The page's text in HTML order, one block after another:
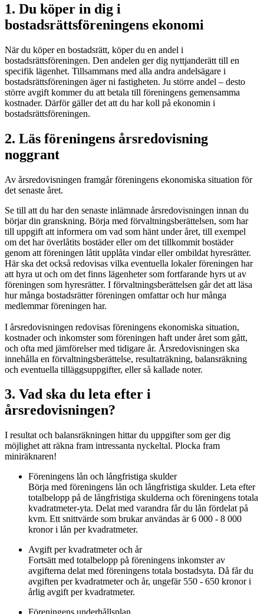
1. Du köper in dig i
bostadsrättsföreningens ekonomi
När du köper en bostadsrätt, köper du en andel i
bostadsrättsföreningen. Den andelen ger dig nyttjanderätt till en
specifik lägenhet. Tillsammans med alla andra andelsägare i
bostadsrättsföreningen äger ni fastigheten. Ju större andel – desto
större avgift kommer du att betala till föreningens gemensamma
kostnader. Därför gäller det att du har koll på ekonomin i
bostadsrättsföreningen.
2. Läs föreningens årsredovisning
noggrant
Av årsredovisningen framgår föreningens ekonomiska situation för
det senaste året.
Se till att du har den senaste inlämnade årsredovisningen innan du
börjar din granskning. Börja med förvaltningsberättelsen, som har
till uppgift att informera om vad som hänt under året, till exempel
om det har överlåtits bostäder eller om det tillkommit bostäder
genom att föreningen låtit upplåta vindar eller ombildat hyresrätter.
Här ska det också redovisas vilka eventuella lokaler föreningen har
att hyra ut och om det finns lägenheter som fortfarande hyrs ut av
föreningen som hyresrätter. I förvaltningsberättelsen går det att läsa
hur många bostadsrätter föreningen omfattar och hur många
medlemmar föreningen har.
I årsredovisningen redovisas föreningens ekonomiska situation,
kostnader och inkomster som föreningen haft under året som gått,
och ofta med jämförelser med tidigare år. Årsredovisningen ska
innehålla en förvaltningsberättelse, resultaträkning, balansräkning
och eventuella tilläggsuppgifter, eller så kallade noter.
3. Vad ska du leta efter i
årsredovisningen?
I resultat och balansräkningen hittar du uppgifter som ger dig
möjlighet att räkna fram intressanta nyckeltal. Plocka fram
miniräknaren!
Föreningens lån och långfristiga skulder
Börja med föreningens lån och långfristiga skulder. Leta efter
totalbelopp på de långfristiga skulderna och föreningens totala
kvadratmeter-yta. Delat med varandra får du lån fördelat på
kvm. Ett snittvärde som brukar användas är 6 000 - 8 000
kronor i lån per kvadratmeter.
Avgift per kvadratmeter och år
Fortsätt med totalbelopp på föreningens inkomster av
avgifterna delat med föreningens totala bostadsyta. Då får du
avgiften per kvadratmeter och år, ungefär 550 - 650 kronor i
årlig avgift per kvadratmeter.